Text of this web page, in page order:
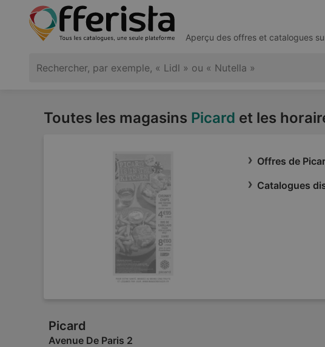
Aperçu des offres et catalogues
Toutes les magasins Picard et les
Offres de
Catalogues
Picard
Avenue De Paris 2